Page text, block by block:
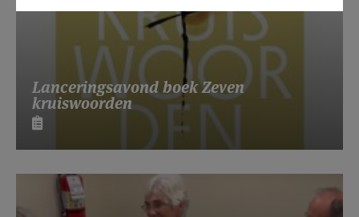
Lanceringsavond boek Zeven
kruiswoorden